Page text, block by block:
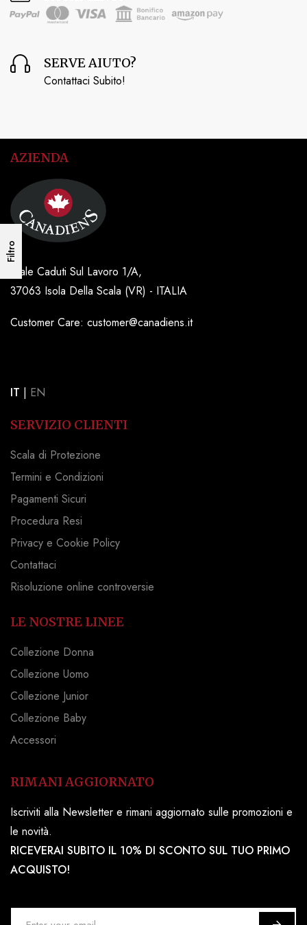
Filtro
SERVE AIUTO?
Contattaci Subito!
AZIENDA
Viale Caduti Sul Lavoro 1/A,
37063 Isola Della Scala (VR) - ITALIA
Customer Care: customer@canadiens.it
IT | EN
SERVIZIO CLIENTI
Scala di Protezione
Termini e Condizioni
Pagamenti Sicuri
Procedura Resi
Privacy e Cookie Policy
Contattaci
Risoluzione online controversie
LE NOSTRE LINEE
Collezione Donna
Collezione Uomo
Collezione Junior
Collezione Baby
Accessori
RIMANI AGGIORNATO
Iscriviti alla Newsletter e rimani aggiornato sulle promozioni e
le novità.
RICEVERAI SUBITO IL 10% DI SCONTO SUL TUO PRIMO
ACQUISTO!